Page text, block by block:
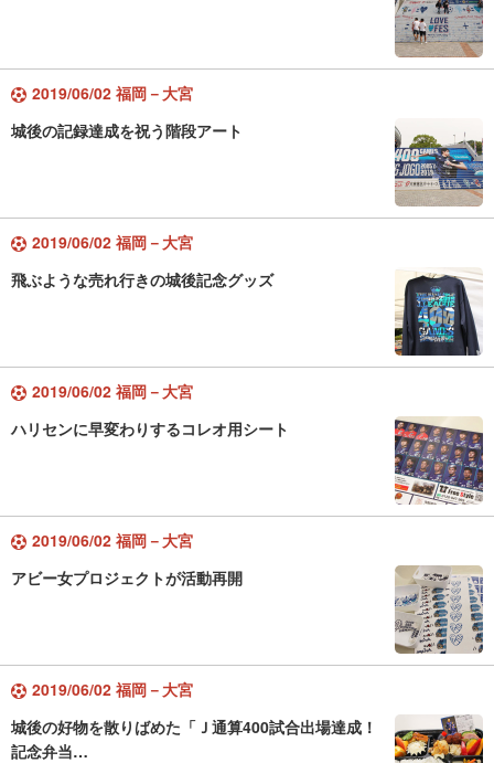
2019/06/02 福岡－大宮
城後の記録達成を祝う階段アート
2019/06/02 福岡－大宮
飛ぶような売れ行きの城後記念グッズ
2019/06/02 福岡－大宮
ハリセンに早変わりするコレオ用シート
2019/06/02 福岡－大宮
アビー女プロジェクトが活動再開
2019/06/02 福岡－大宮
城後の好物を散りばめた「Ｊ通算400試合出場達成！
記念弁当…